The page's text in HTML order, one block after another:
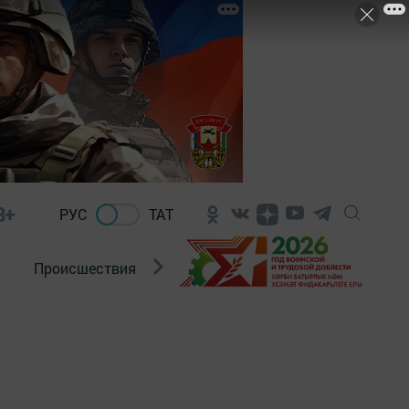
РУС ТАТ
Происшествия Новости Госавтоинспекции